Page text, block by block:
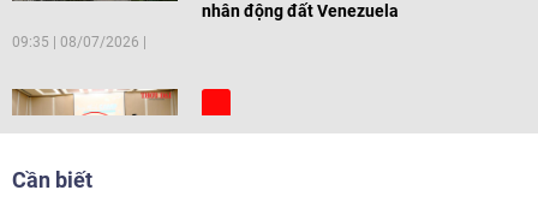
nhân động đất Venezuela
09:35 08/07/2026
[Video] Trẻ em Đông Á cùng kiến tạo
Cần biết